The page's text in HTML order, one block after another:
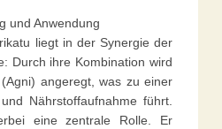
und Anwendung
liegt in der Synergie der
Durch ihre Kombination wird
angeregt, was zu einer
Nährstoffaufnahme führt.
eine zentrale Rolle. Er